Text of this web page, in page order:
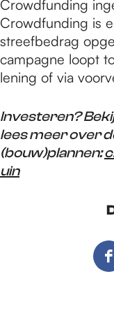
Crowdfunding
Crowdfunding is
streefbedrag
campagne loopt
lening of via
Investeren?
lees meer over
(bouw)plannen:
uin
D